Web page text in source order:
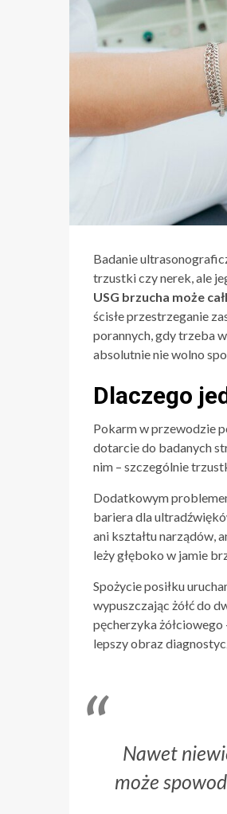
Badanie
trzustki czy nerek, ale
USG brzucha może
ścisłe przestrzeganie
porannych, gdy trzeba
absolutnie nie wolno
Dlaczego
Pokarm w przewodzie
dotarcie do badanych
nim – szczególnie
Dodatkowym
bariera dla
ani kształtu narządów,
leży głęboko w jamie
Spożycie posiłku
wypuszczając żółć do
pęcherzyka
lepszy obraz
Nawet
może